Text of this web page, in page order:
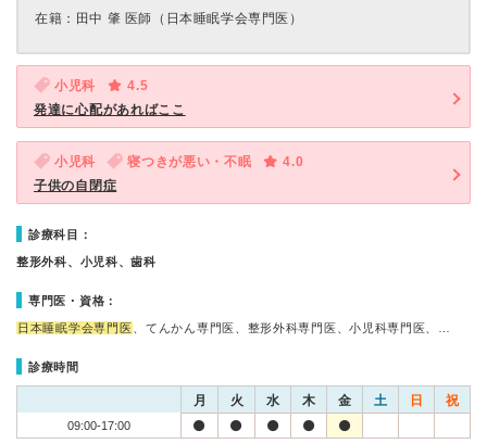
在籍：田中 肇 医師（日本睡眠学会専門医）
小児科
4.5
発達に心配があればここ
小児科 寝つきが悪い・不眠
4.0
子供の自閉症
診療科目：
整形外科、小児科、歯科
専門医・資格：
日本睡眠学会専門医 、てんかん専門医、整形外科専門医、小児科専門医、…
診療時間
月 火 水 木 金 土 日 祝
09:00-17:00